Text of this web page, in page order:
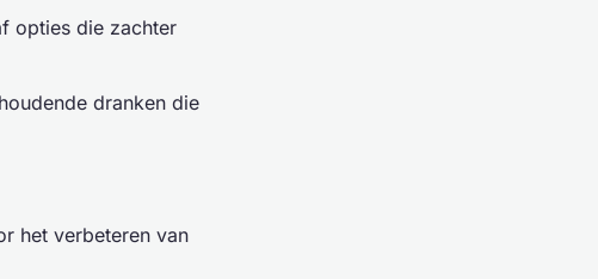
opties die zachter
dranken die
het verbeteren van